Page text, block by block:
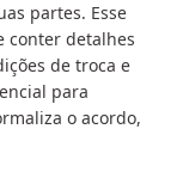
partes. Esse
conter detalhes
de troca e
para
o acordo,